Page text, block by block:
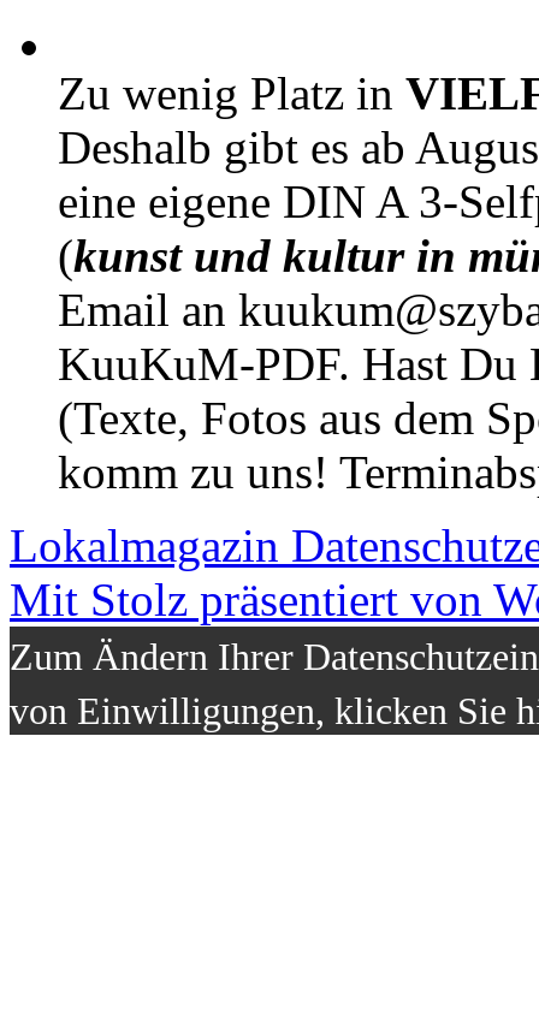
Zu wenig Platz in
Deshalb gibt es ab
eine eigene DIN A 3-
(kunst und kultur in
Email an
KuuKuM-PDF. Hast Du
(Texte, Fotos aus dem
komm zu uns!
Lokalmagazin
Mit Stolz präsentiert von
Zum Ändern Ihrer
von Einwilligungen, klicken Sie